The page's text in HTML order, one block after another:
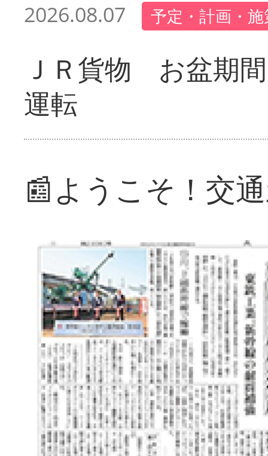
2026.08.07 予定・計画・
ＪＲ貨物 お盆期
運転
📰ようこそ！交